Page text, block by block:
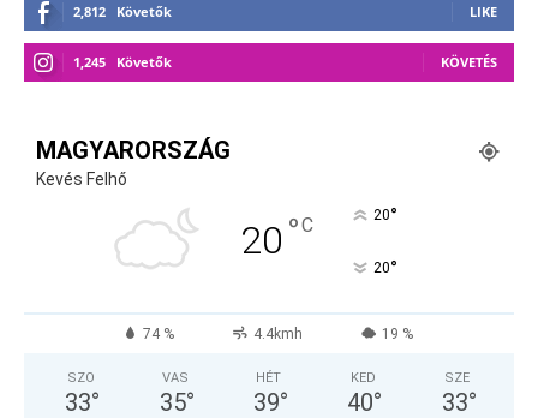
2,812 Követők LIKE
1,245 Követők KÖVETÉS
MAGYARORSZÁG
Kevés Felhő
20 °C 20°
20°
74 % 4.4kmh 19 %
SZO
33°
VAS
35°
HÉT
39°
KED
40°
SZE
33°